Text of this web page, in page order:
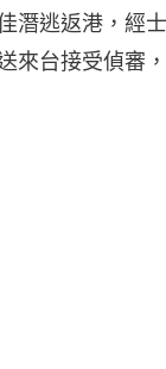
潛逃返港，經
來台接受偵審